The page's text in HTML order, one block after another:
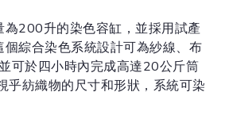
為200升的染色容缸，並採用試產
綜合染色系統設計可為紗線、布
可於四小時內完成高達20公斤筒
乎紡織物的尺寸和形狀，系統可染